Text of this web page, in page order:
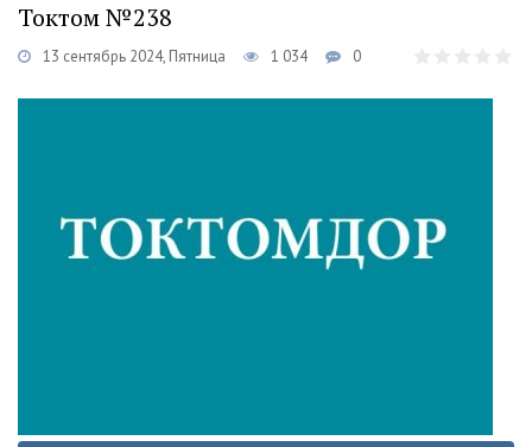
Токтом №238
13 сентябрь 2024, Пятница 1 034 0